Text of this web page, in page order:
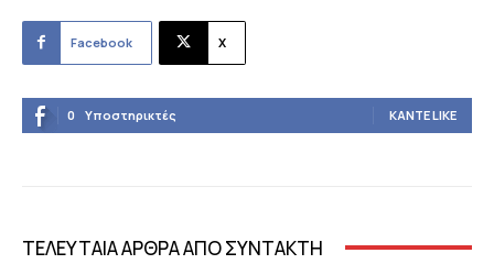
Facebook X
0 Υποστηρικτές ΚΆΝΤΕ LIKE
ΤΕΛΕΥΤΑΙΑ ΑΡΘΡΑ ΑΠΟ ΣΥΝΤΑΚΤΗ